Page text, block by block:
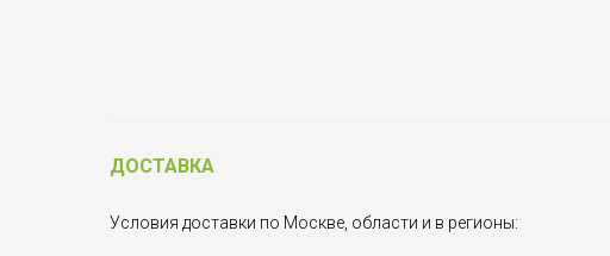
ДОСТАВКА
Условия доставки по Москве, области и в регионы: